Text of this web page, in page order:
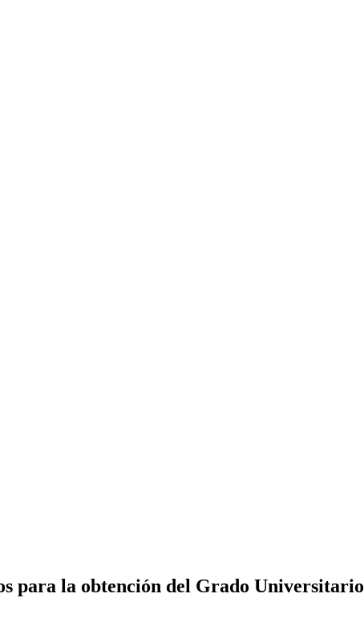
para la obtención del Grado Universitario